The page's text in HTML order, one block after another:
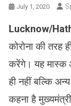
July 1, 2020
Lucknow/
कोरोना की तरह
करेंगे। यह मास्क
ही नहीं बल्कि
कहना है